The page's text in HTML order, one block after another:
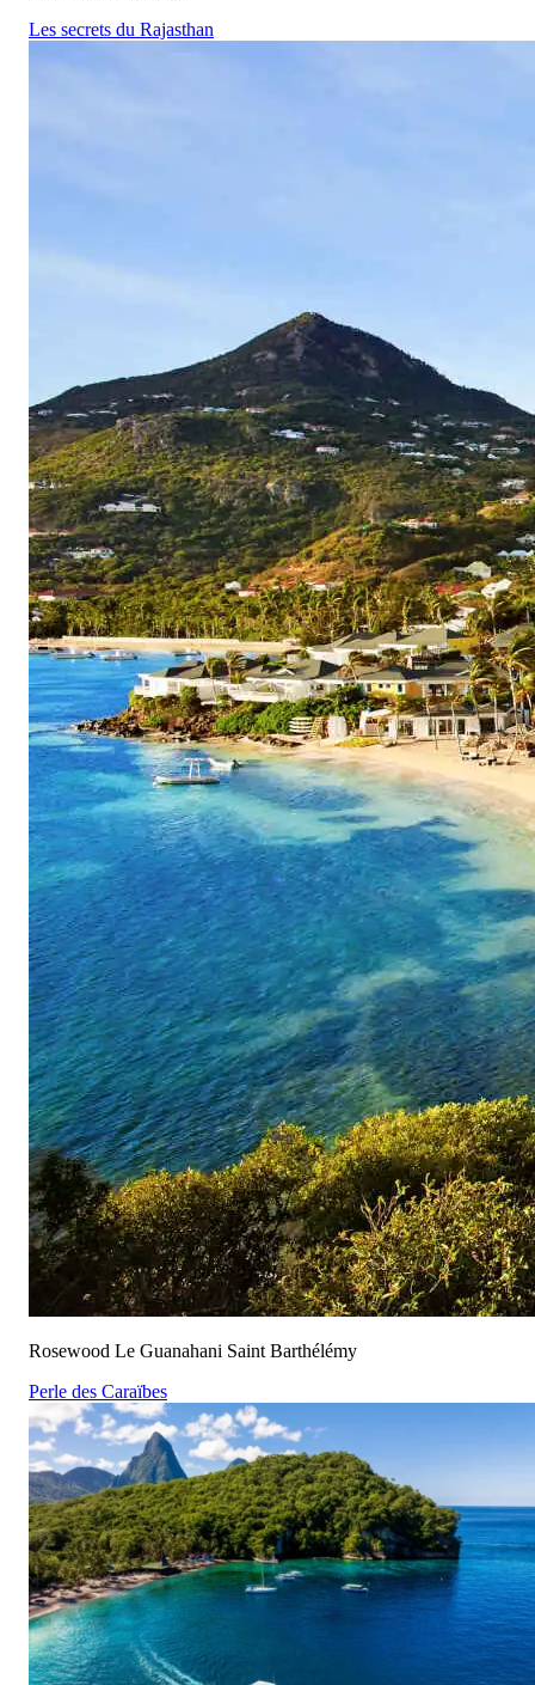
Les secrets du Rajasthan
Rosewood Le Guanahani Saint Barthélémy
Perle des Caraïbes